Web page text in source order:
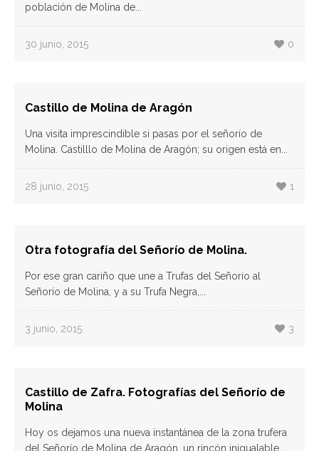
población de Molina de...
30 junio, 2015 0
Castillo de Molina de Aragón
Una visita imprescindible si pasas por el señorío de
Molina. Castilllo de Molina de Aragón; su origen está en...
28 junio, 2015 1
Otra fotografía del Señorío de Molina.
Por ese gran cariño que une a Trufas del Señorío al
Señorío de Molina, y a su Trufa Negra,...
3 junio, 2015 3
Castillo de Zafra. Fotografías del Señorío de
Molina
Hoy os dejamos una nueva instantánea de la zona trufera
del Señorío de Molina de Aragón, un rincón inigualable...